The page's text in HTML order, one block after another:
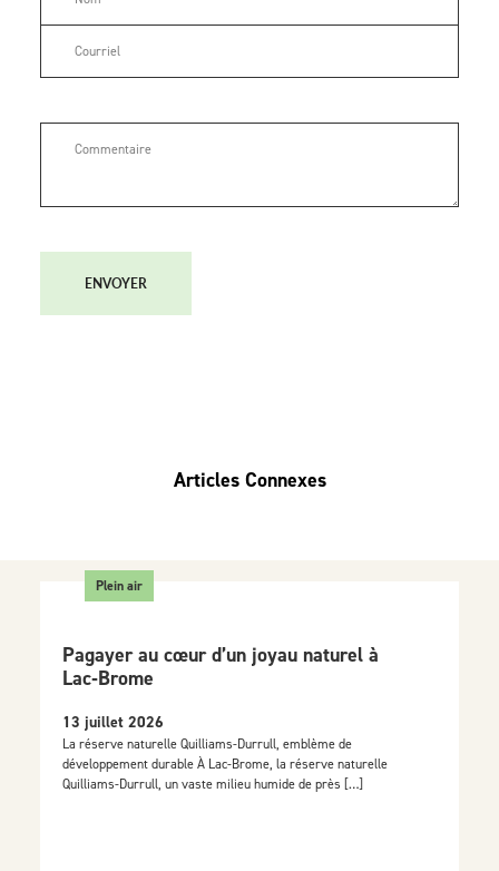
ENVOYER
Articles Connexes
Plein air
Pagayer au cœur d’un joyau naturel à
Lac‑Brome
13 juillet 2026
La réserve naturelle Quilliams-Durrull, emblème de
développement durable À Lac-Brome, la réserve naturelle
Quilliams-Durrull, un vaste milieu humide de près […]